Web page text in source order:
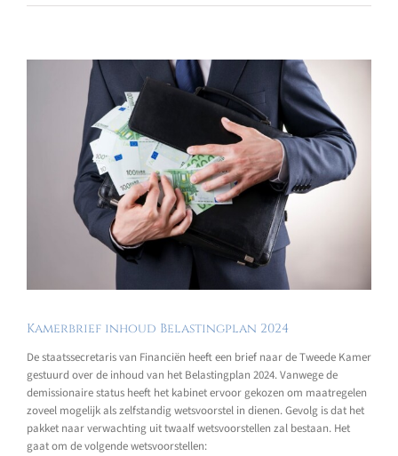
Kamerbrief inhoud Belastingplan 2024
De staatssecretaris van Financiën heeft een brief naar de Tweede Kamer
gestuurd over de inhoud van het Belastingplan 2024. Vanwege de
demissionaire status heeft het kabinet ervoor gekozen om maatregelen
zoveel mogelijk als zelfstandig wetsvoorstel in dienen. Gevolg is dat het
pakket naar verwachting uit twaalf wetsvoorstellen zal bestaan. Het
gaat om de volgende wetsvoorstellen: